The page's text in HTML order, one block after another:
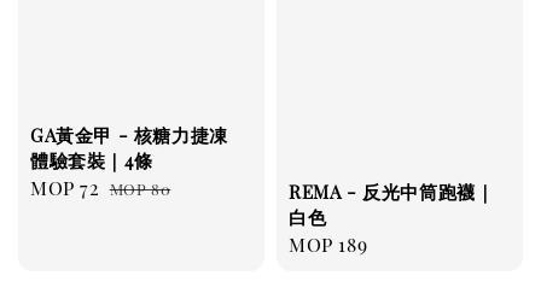
GA黃金甲 - 核糖力捷凍
體驗套裝｜4條
Sale
MOP 72 Regular
MOP 80
REMA - 反光中筒跑襪｜
白色
Regular
MOP 189